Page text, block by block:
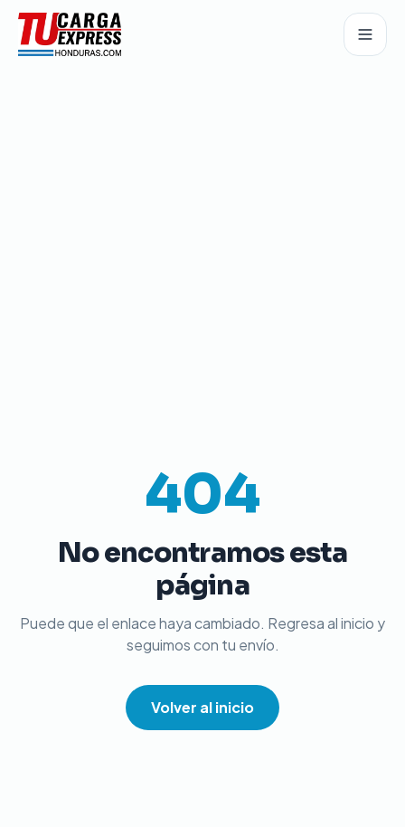
404
No encontramos esta
página
Puede que el enlace haya cambiado. Regresa al inicio y
seguimos con tu envío.
Volver al inicio